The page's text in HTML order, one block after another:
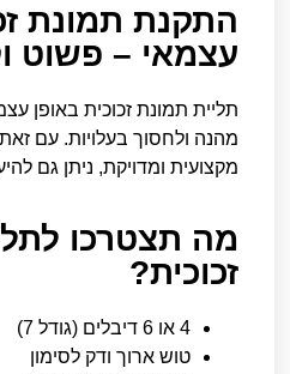
התקנת תמונת
עצמאי – פשוט
תליית תמונת זכוכית באופן
מהנה ולחסוך בעלויות. עם
מקצועית ומדויקת, ניתן גם
מה תצטרכו
זכוכית?
4 או 6 דיבלים (גודל 7)
טוש ארוך ודק לסימון